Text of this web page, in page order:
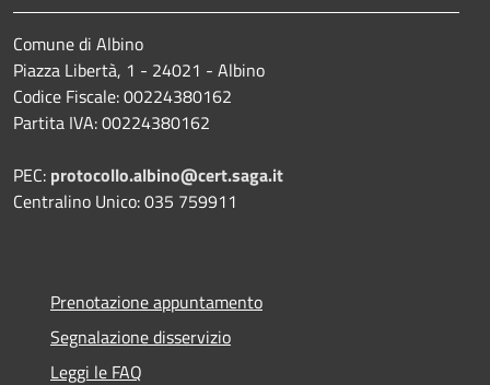
Comune di Albino
Piazza Libertà, 1 - 24021 - Albino
Codice Fiscale: 00224380162
Partita IVA: 00224380162
PEC: protocollo.albino@cert.saga.it
Centralino Unico: 035 759911
Prenotazione appuntamento
Segnalazione disservizio
Leggi le FAQ